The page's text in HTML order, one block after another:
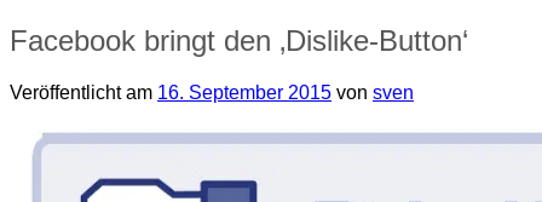
Facebook bringt den ‚Dislike-Button‘
Veröffentlicht am 16. September 2015 von sven